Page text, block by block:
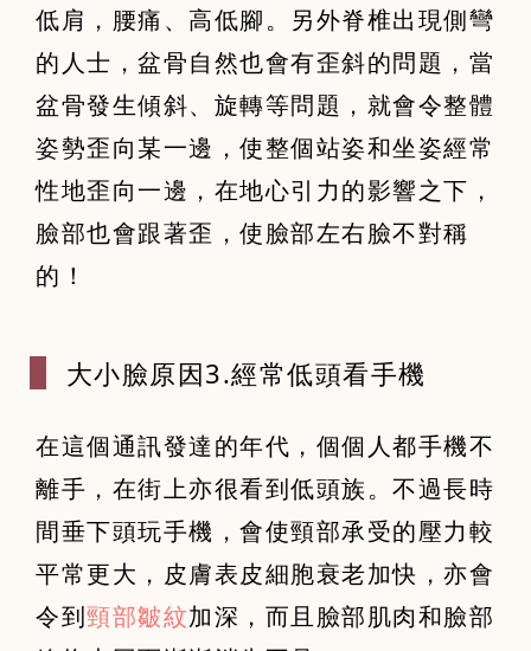
低肩，腰痛、高低腳。另外脊椎出現側彎
的人士，盆骨自然也會有歪斜的問題，當
盆骨發生傾斜、旋轉等問題，就會令整體
姿勢歪向某一邊，使整個站姿和坐姿經常
性地歪向一邊，在地心引力的影響之下，
臉部也會跟著歪，使臉部左右臉不對稱
的！
大小臉原因3.經常低頭看手機
在這個通訊發達的年代，個個人都手機不
離手，在街上亦很看到低頭族。不過長時
間垂下頭玩手機，會使頸部承受的壓力較
平常更大，皮膚表皮細胞衰老加快，亦會
令到頸部皺紋加深，而且臉部肌肉和臉部